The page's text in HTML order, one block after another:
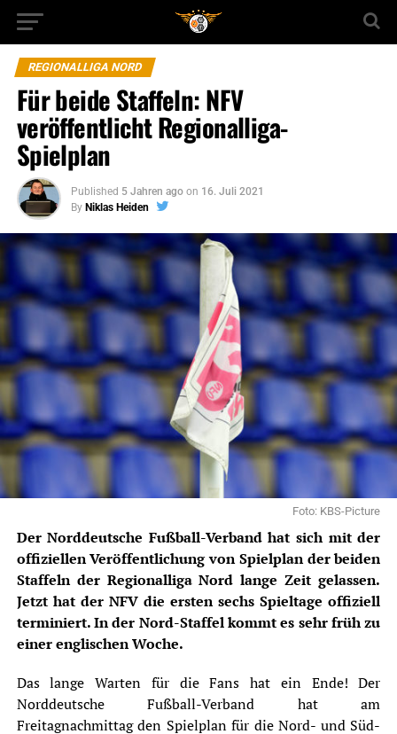
REGIONALLIGA NORD
Für beide Staffeln: NFV
veröffentlicht Regionalliga-
Spielplan
Published 5 Jahren ago on 16. Juli 2021
By Niklas Heiden
Foto: KBS-Picture
Der Norddeutsche Fußball-Verband hat sich mit der
offiziellen Veröffentlichung von Spielplan der beiden
Staffeln der Regionalliga Nord lange Zeit gelassen.
Jetzt hat der NFV die ersten sechs Spieltage offiziell
terminiert. In der Nord-Staffel kommt es sehr früh zu
einer englischen Woche.
Das lange Warten für die Fans hat ein Ende! Der
Norddeutsche Fußball-Verband hat am
Freitagnachmittag den Spielplan für die Nord- und Süd-